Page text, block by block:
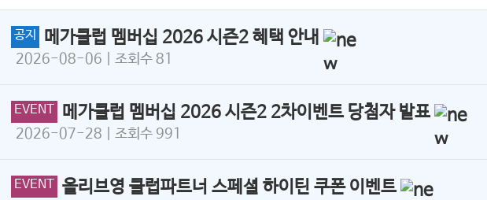
공지 메가클럽 멤버십 2026 시즌2 혜택 안내
2026-08-06 | 조회수 81
EVENT 메가클럽 멤버십 2026 시즌2 2차이벤트 당첨자 발표
2026-07-28 | 조회수 991
EVENT 올리브영 클럽파트너 스페셜 하이틴 쿠폰 이벤트